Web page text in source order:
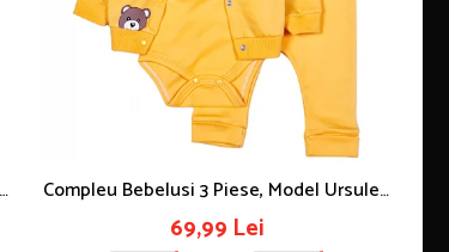
Compleu Bebelusi 3 Piese, Model Ursulet,
Galben
69,99 Lei